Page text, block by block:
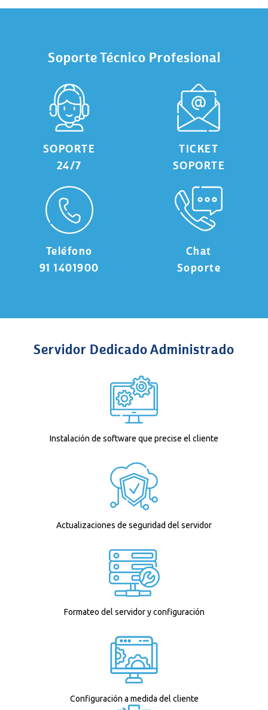
Soporte Técnico Profesional
SOPORTE
24/7
TICKET
SOPORTE
Teléfono
91 1401900
Chat
Soporte
Servidor Dedicado Administrado
Instalación de software que precise el cliente
Actualizaciones de seguridad del servidor
Formateo del servidor y configuración
Configuración a medida del cliente